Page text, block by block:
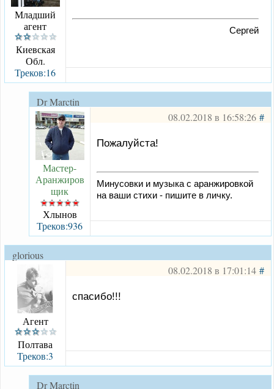
Младший
агент
Киевская
Обл.
Треков:16
Сергей
Dr Marctin
08.02.2018 в 16:58:26#
Мастер-
Аранжиров
щик
Хлынов
Треков:936
Пожалуйста!
Минусовки и музыка с аранжировкой
на ваши стихи - пишите в личку.
glorious
08.02.2018 в 17:01:14#
Агент
Полтава
Треков:3
спасибо!!!
Dr Marctin